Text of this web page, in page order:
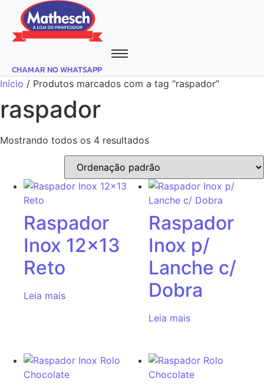
CHAMAR NO WHATSAPP
Início / Produtos marcados com a tag “raspador”
raspador
Mostrando todos os 4 resultados
Raspador
Inox 12×13
Reto
Leia mais
Raspador
Inox p/
Lanche c/
Dobra
Leia mais